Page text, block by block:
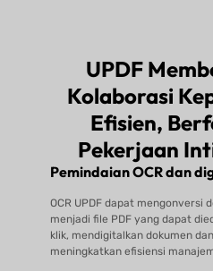
UPDF
Kolaborasi
Efisien,
Pekerjaan
Pemindaian OCR dan
OCR UPDF dapat mengonversi
menjadi file PDF yang dapat
klik, mendigitalkan dokumen
meningkatkan efisiensi